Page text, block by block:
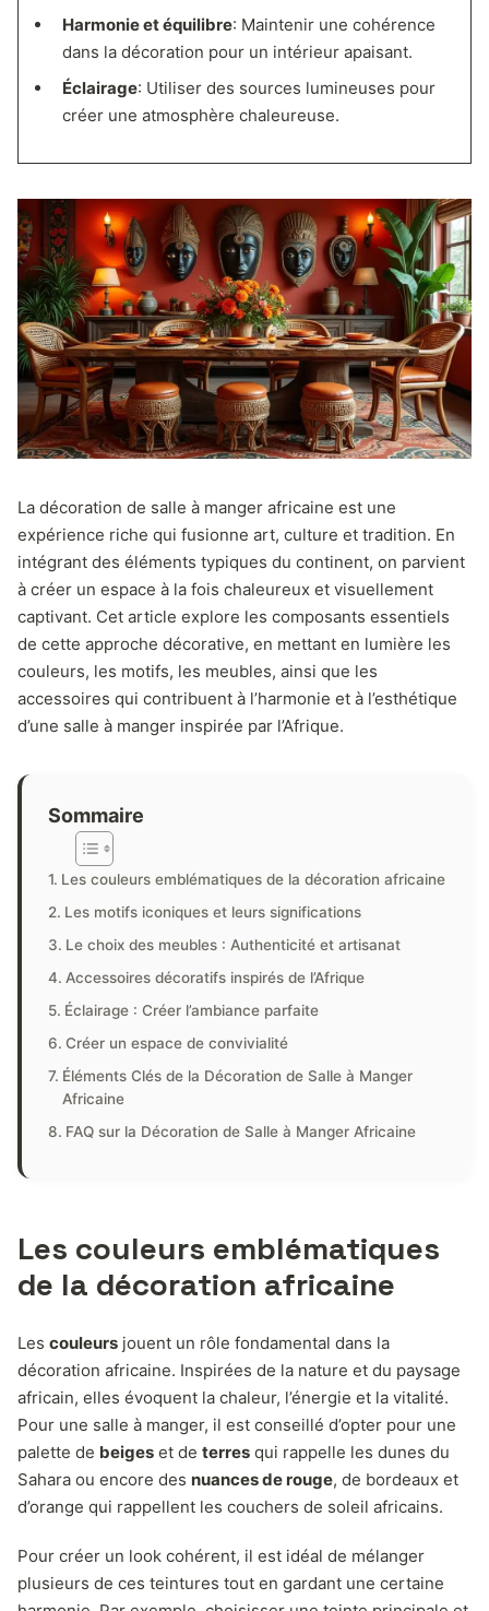
Harmonie et équilibre: Maintenir une cohérence
dans la décoration pour un intérieur apaisant.
Éclairage: Utiliser des sources lumineuses pour
créer une atmosphère chaleureuse.
La décoration de salle à manger africaine est une
expérience riche qui fusionne art, culture et tradition. En
intégrant des éléments typiques du continent, on parvient
à créer un espace à la fois chaleureux et visuellement
captivant. Cet article explore les composants essentiels
de cette approche décorative, en mettant en lumière les
couleurs, les motifs, les meubles, ainsi que les
accessoires qui contribuent à l’harmonie et à l’esthétique
d’une salle à manger inspirée par l’Afrique.
Sommaire
Les couleurs emblématiques de la décoration africaine
Les motifs iconiques et leurs significations
Le choix des meubles : Authenticité et artisanat
Accessoires décoratifs inspirés de l’Afrique
Éclairage : Créer l’ambiance parfaite
Créer un espace de convivialité
Éléments Clés de la Décoration de Salle à Manger
Africaine
FAQ sur la Décoration de Salle à Manger Africaine
Les couleurs emblématiques
de la décoration africaine
Les couleurs jouent un rôle fondamental dans la
décoration africaine. Inspirées de la nature et du paysage
africain, elles évoquent la chaleur, l’énergie et la vitalité.
Pour une salle à manger, il est conseillé d’opter pour une
palette de beiges et de terres qui rappelle les dunes du
Sahara ou encore des nuances de rouge, de bordeaux et
d’orange qui rappellent les couchers de soleil africains.
Pour créer un look cohérent, il est idéal de mélanger
plusieurs de ces teintures tout en gardant une certaine